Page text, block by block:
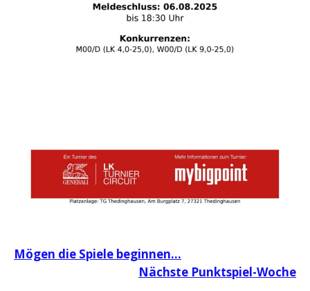
Beitragsnavigation
Mögen die Spiele beginnen…
Nächste Punktspiel-Woche